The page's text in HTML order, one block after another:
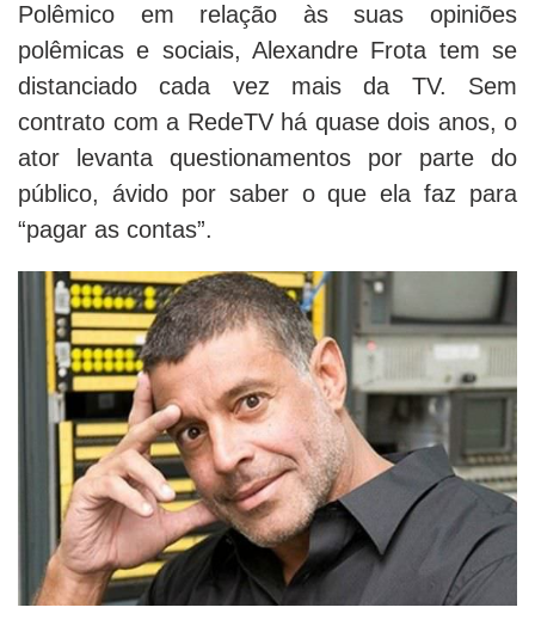
Polêmico em relação às suas opiniões
polêmicas e sociais, Alexandre Frota tem se
distanciado cada vez mais da TV. Sem
contrato com a RedeTV há quase dois anos, o
ator levanta questionamentos por parte do
público, ávido por saber o que ela faz para
“pagar as contas”.